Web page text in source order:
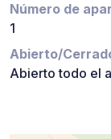
Número de
1
Abierto/
Abierto todo el